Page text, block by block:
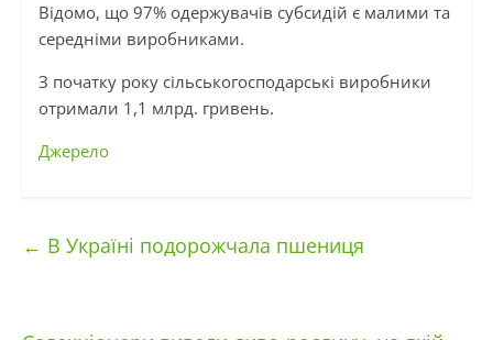
Відомо, що 97% одержувачів субсидій є малими та
середніми виробниками.
З початку року сільськогосподарські виробники
отримали 1,1 млрд. гривень.
Джерело
← В Україні подорожчала пшениця